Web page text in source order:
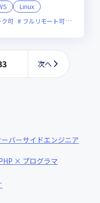
Linux
ク可 フルリモート可
次へ
バーサイドエンジニア
× プログラマ